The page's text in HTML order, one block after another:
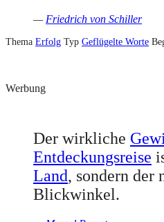
— Friedrich von Schiller
Thema Erfolg Typ Geflügelte Worte
Werbung
Der wirkliche
Entdeckungsreise
Land, sondern der
Blickwinkel.